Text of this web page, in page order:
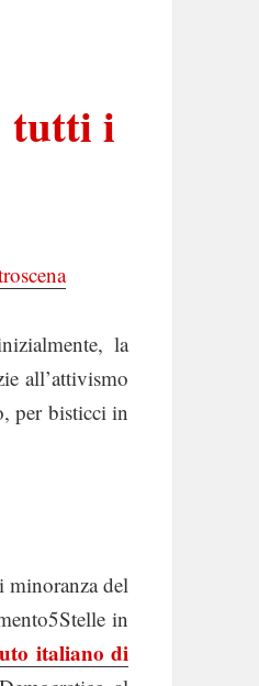
tutti i
la
all’attivismo
per bisticci in
minoranza del
in
italiano di